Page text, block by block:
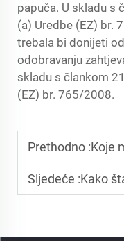
papuča. U skladu s
(a) Uredbe (EZ) br.
trebala bi donijeti
odobravanju
skladu s člankom
(EZ) br. 765/2008.
Prethodno :Koje metode
Sljedeće :Kako